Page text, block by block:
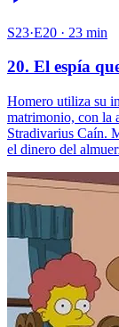
S23·E20 · 23 min
20. El espía
Homero utiliza su
matrimonio, con la
Stradivarius Caín.
el dinero del